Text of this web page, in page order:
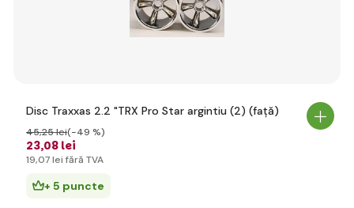
Disc Traxxas 2.2 "TRX Pro Star argintiu (2) (față)
23,08 lei
45,25 lei(-49 %)
19,07 lei fără TVA
+ 5 puncte